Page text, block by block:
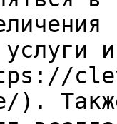
услуги
).